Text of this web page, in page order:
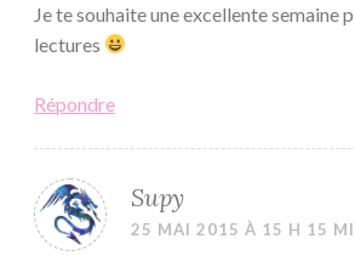
Je te souhaite une excellente semaine
lectures
Répondre
Supy
25 MAI 2015 À 15 H 15